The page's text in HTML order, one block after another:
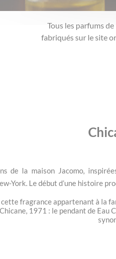
Tous les parfums
fabriqués sur le site
de la maison Jacomo,
York. Le début d’une histoire
fragrance appartenant à la
1971 : le pendant de Eau